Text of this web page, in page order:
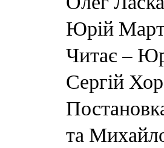
Юрій
Читає –
Сергій
та